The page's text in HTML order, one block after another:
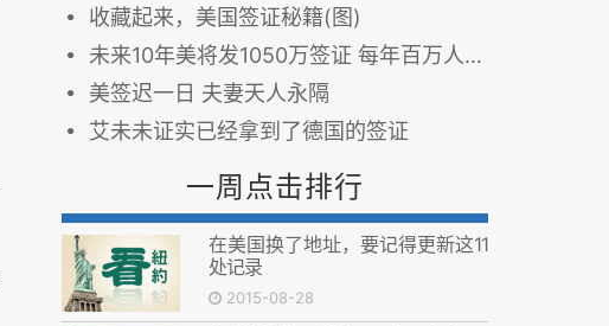
收藏起来，美国签证秘籍(图)
未来10年美将发1050万签证 每年百万人获绿卡
美签迟一日 夫妻天人永隔
艾未未证实已经拿到了德国的签证
一周点击排行
在美国换了地址，要记得更新这11
处记录
2015-08-28